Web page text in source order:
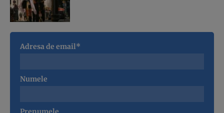
Adresa de email*
Numele